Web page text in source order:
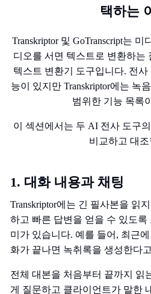
택하는
Transkriptor 및 GoTranscript는
디오를 서면 텍스트로 변환하는
텍스트 변환기 도구입니다. 전사
능이 있지만 Transkriptor에는 녹
범위한 기능 목록
이 섹션에서는 두 AI 전사 도구
비교하고 대
1. 대화 내용과 채팅
Transkriptor에는 긴 필사본을 읽
하고 빠른 답변을 얻을 수 있도
미가 있습니다. 예를 들어, 최근
화가 끝나면 녹취록을 생성한다
전체 대본을 처음부터 끝까지 읽
게 질문하고 클라이언트가 말한